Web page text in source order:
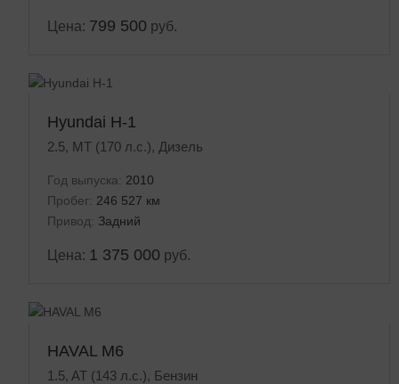
Цена: 799 500 руб.
Hyundai H-1
2.5, MT (170 л.с.), Дизель
Год выпуска: 2010
Пробег: 246 527 км
Привод: Задний
Цена: 1 375 000 руб.
HAVAL M6
1.5, AT (143 л.с.), Бензин